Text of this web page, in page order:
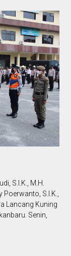
S.I.K., M.H.
Poerwanto, S.I.K.,
Lancang Kuning
Senin,